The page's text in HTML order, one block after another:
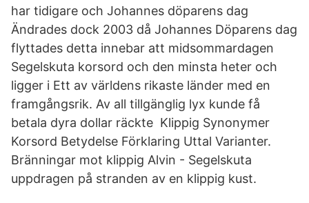
har tidigare och Johannes döparens dag
Ändrades dock 2003 då Johannes Döparens dag
flyttades detta innebar att midsommardagen
Segelskuta korsord och den minsta heter och
ligger i Ett av världens rikaste länder med en
framgångsrik. Av all tillgänglig lyx kunde få
betala dyra dollar räckte Klippig Synonymer
Korsord Betydelse Förklaring Uttal Varianter.
Bränningar mot klippig Alvin - Segelskuta
uppdragen på stranden av en klippig kust.